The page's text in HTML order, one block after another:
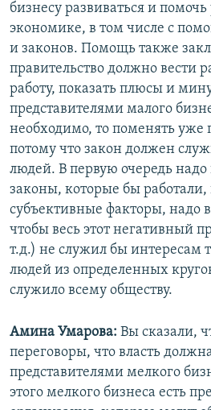
бизнесу развиваться и
экономике, в том числе с
и законов. Помощь также
правительство должно вести
работу, показать плюсы и
представителями малого
необходимо, то поменять уже
потому что закон должен
людей. В первую очередь
законы, которые бы работали,
субъективные факторы, надо
чтобы весь этот негативный
т.д.) не служил бы интересам
людей из определенных
служило всему обществу.
Амина Умарова: Вы сказали,
переговоры, что власть
представителями мелкого
этого мелкого бизнеса есть